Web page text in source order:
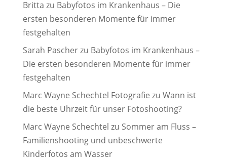
Britta zu Babyfotos im Krankenhaus – Die
ersten besonderen Momente für immer
festgehalten
Sarah Pascherzu Babyfotos im Krankenhaus –
Die ersten besonderen Momente für immer
festgehalten
Marc Wayne Schechtel Fotografie zu Wann ist
die beste Uhrzeit für unser Fotoshooting?
Marc Wayne Schechtel zu Sommer am Fluss –
Familienshooting und unbeschwerte
Kinderfotos am Wasser